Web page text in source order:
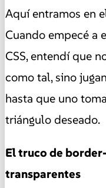
Aquí entramos en
Cuando empecé a
CSS, entendí que
como tal, sino
hasta que uno
triángulo deseado.
El truco de
transparentes